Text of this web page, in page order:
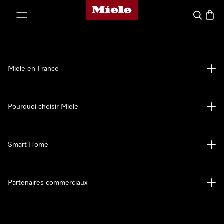
Page d'accueil Miele
Search
Miele en France
Pourquoi choisir Miele
Smart Home
Partenaires commerciaux